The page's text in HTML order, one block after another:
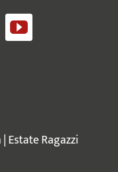
Estate Ragazzi